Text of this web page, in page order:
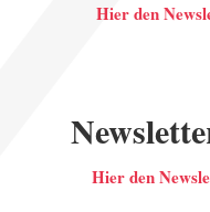
Hier den
Hier den